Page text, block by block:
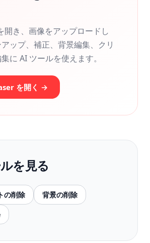
開き、画像をアップロードし
ップ、補正、背景編集、クリ
に AI ツールを使えます。
を開く →
を見る
の削除 背景の削除